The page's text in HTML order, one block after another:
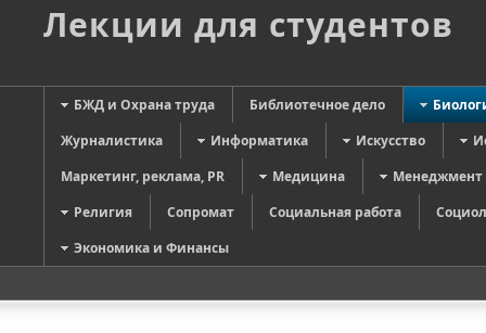
Лекции для студентов
БЖД и Охрана труда Библиотечное дело
Журналистика
Информатика Искусство
Маркетинг, реклама, PR
Медицина
Менеджмент
Религия
Сопромат Социальная работа
Экономика и Финансы